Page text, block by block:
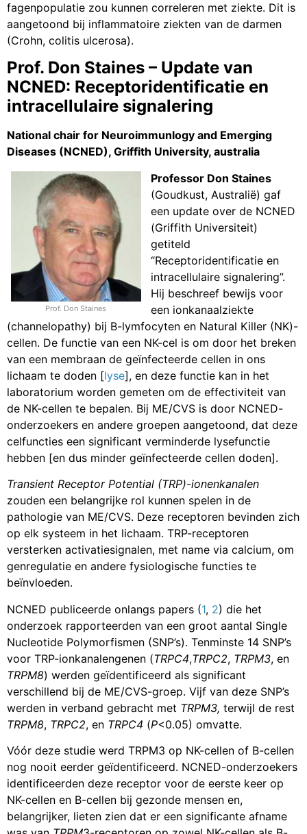
fagenpopulatie zou kunnen correleren met ziekte. Dit is
aangetoond bij inflammatoire ziekten van de darmen
(Crohn, colitis ulcerosa).
Prof. Don Staines – Update van
NCNED: Receptoridentificatie en
intracellulaire signalering
National chair for Neuroimmunlogy and Emerging
Diseases (NCNED), Griffith University, australia
Prof. Don Staines
Professor Don Staines
(Goudkust, Australië) gaf
een update over de NCNED
(Griffith Universiteit)
getiteld
“Receptoridentificatie en
intracellulaire signalering”.
Hij beschreef bewijs voor
een ionkanaalziekte
(channelopathy) bij B-lymfocyten en Natural Killer (NK)-
cellen. De functie van een NK-cel is om door het breken
van een membraan de geïnfecteerde cellen in ons
lichaam te doden [lyse], en deze functie kan in het
laboratorium worden gemeten om de effectiviteit van
de NK-cellen te bepalen. Bij ME/CVS is door NCNED-
onderzoekers en andere groepen aangetoond, dat deze
celfuncties een significant verminderde lysefunctie
hebben [en dus minder geïnfecteerde cellen doden].
Transient Receptor Potential (TRP)-ionenkanalen
zouden een belangrijke rol kunnen spelen in de
pathologie van ME/CVS. Deze receptoren bevinden zich
op elk systeem in het lichaam. TRP-receptoren
versterken activatiesignalen, met name via calcium, om
genregulatie en andere fysiologische functies te
beïnvloeden.
NCNED publiceerde onlangs papers (1, 2) die het
onderzoek rapporteerden van een groot aantal Single
Nucleotide Polymorfismen (SNP’s). Tenminste 14 SNP’s
voor TRP-ionkanalengenen (TRPC4,TRPC2, TRPM3, en
TRPM8) werden geïdentificeerd als significant
verschillend bij de ME/CVS-groep. Vijf van deze SNP’s
werden in verband gebracht met TRPM3, terwijl de rest
TRPM8, TRPC2, en TRPC4 (P<0.05) omvatte.
Vóór deze studie werd TRPM3 op NK-cellen of B-cellen
nog nooit eerder geïdentificeerd. NCNED-onderzoekers
identificeerden deze receptor voor de eerste keer op
NK-cellen en B-cellen bij gezonde mensen en,
belangrijker, lieten zien dat er een significante afname